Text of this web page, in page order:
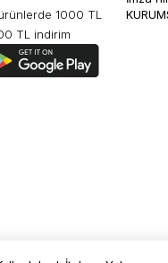
1000 TL
TL indirim